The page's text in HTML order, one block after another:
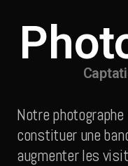
Notre
constituer une
augmenter les